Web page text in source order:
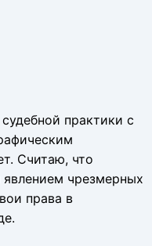
практики с
Считаю, что
чрезмерных
права в